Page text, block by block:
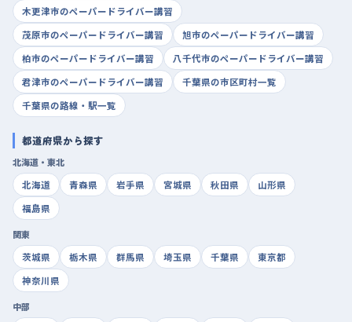
木更津市のペーパードライバー講習
茂原市のペーパードライバー講習
旭市のペーパードライバー講習
柏市のペーパードライバー講習
八千代市のペーパードライバー講習
君津市のペーパードライバー講習
千葉県の市区町村一覧
千葉県の路線・駅一覧
都道府県から探す
北海道・東北
北海道
青森県 岩手県 宮城県 秋田県
山形県
福島県
関東
茨城県
栃木県 群馬県 埼玉県 千葉県
東京都
神奈川県
中部